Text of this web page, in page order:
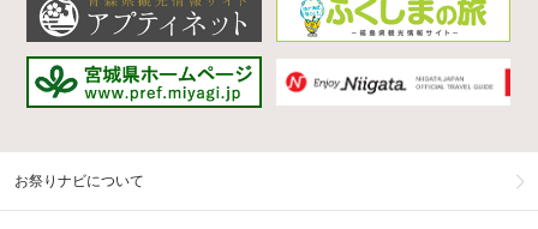
お祭りナビについて